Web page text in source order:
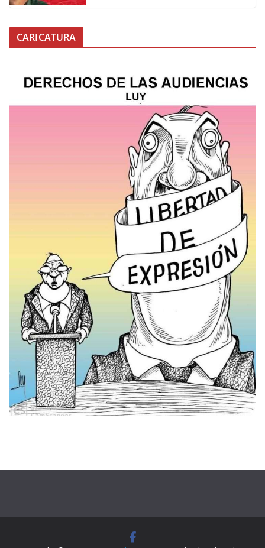
CARICATURA